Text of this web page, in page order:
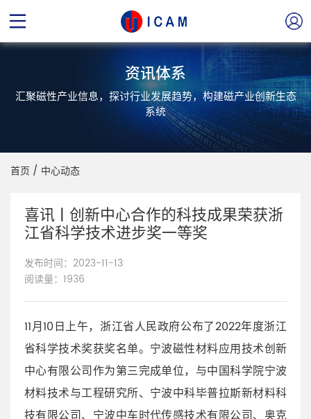
资讯体系
汇聚磁性产业信息，探讨行业发展趋势，构建磁产业创新生态
系统
首页 / 中心动态
喜讯 | 创新中心合作的科技成果荣获浙
江省科学技术进步奖一等奖
发布时间：2023-11-13
阅读量：1936
11月10日上午，浙江省人民政府公布了2022年度浙江
省科学技术奖获奖名单。宁波磁性材料应用技术创新
中心有限公司作为第三完成单位，与中国科学院宁波
材料技术与工程研究所、宁波中科毕普拉斯新材料科